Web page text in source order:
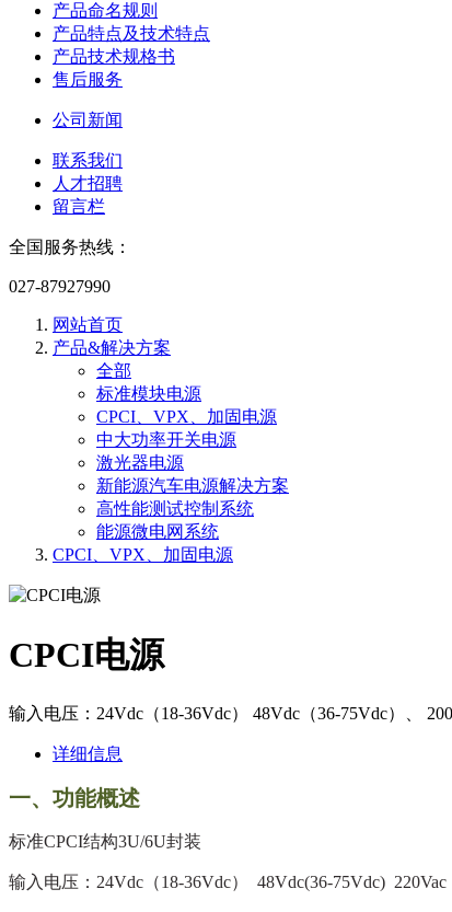
产品命名规则
产品特点及技术特点
产品技术规格书
售后服务
公司新闻
联系我们
人才招聘
留言栏
全国服务热线：
027-87927990
网站首页
产品&解决方案
全部
标准模块电源
CPCI、VPX、加固电源
中大功率开关电源
激光器电源
新能源汽车电源解决方案
高性能测试控制系统
能源微电网系统
CPCI、VPX、加固电源
CPCI电源
输入电压：24Vdc（18-36Vdc） 48Vdc（36-75Vdc）、
详细信息
一、功能概述
标准CPCI结构3U/6U封装
输入电压： 24Vdc（18-36Vdc） 48Vdc(36-75Vdc) 220Vac